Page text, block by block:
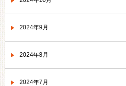
2024年9月
2024年8月
2024年7月